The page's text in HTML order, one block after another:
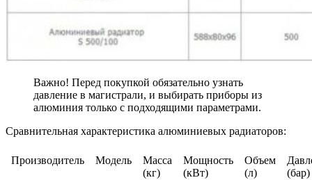
Важно! Перед покупкой обязательно узнать
давление в магистрали, и выбирать приборы из
алюминия только с подходящими параметрами.
Сравнительная характеристика алюминиевых радиаторов:
Производитель Модель
Масса
(кг)
Мощность
(кВт)
Объем
(л)
(бар)